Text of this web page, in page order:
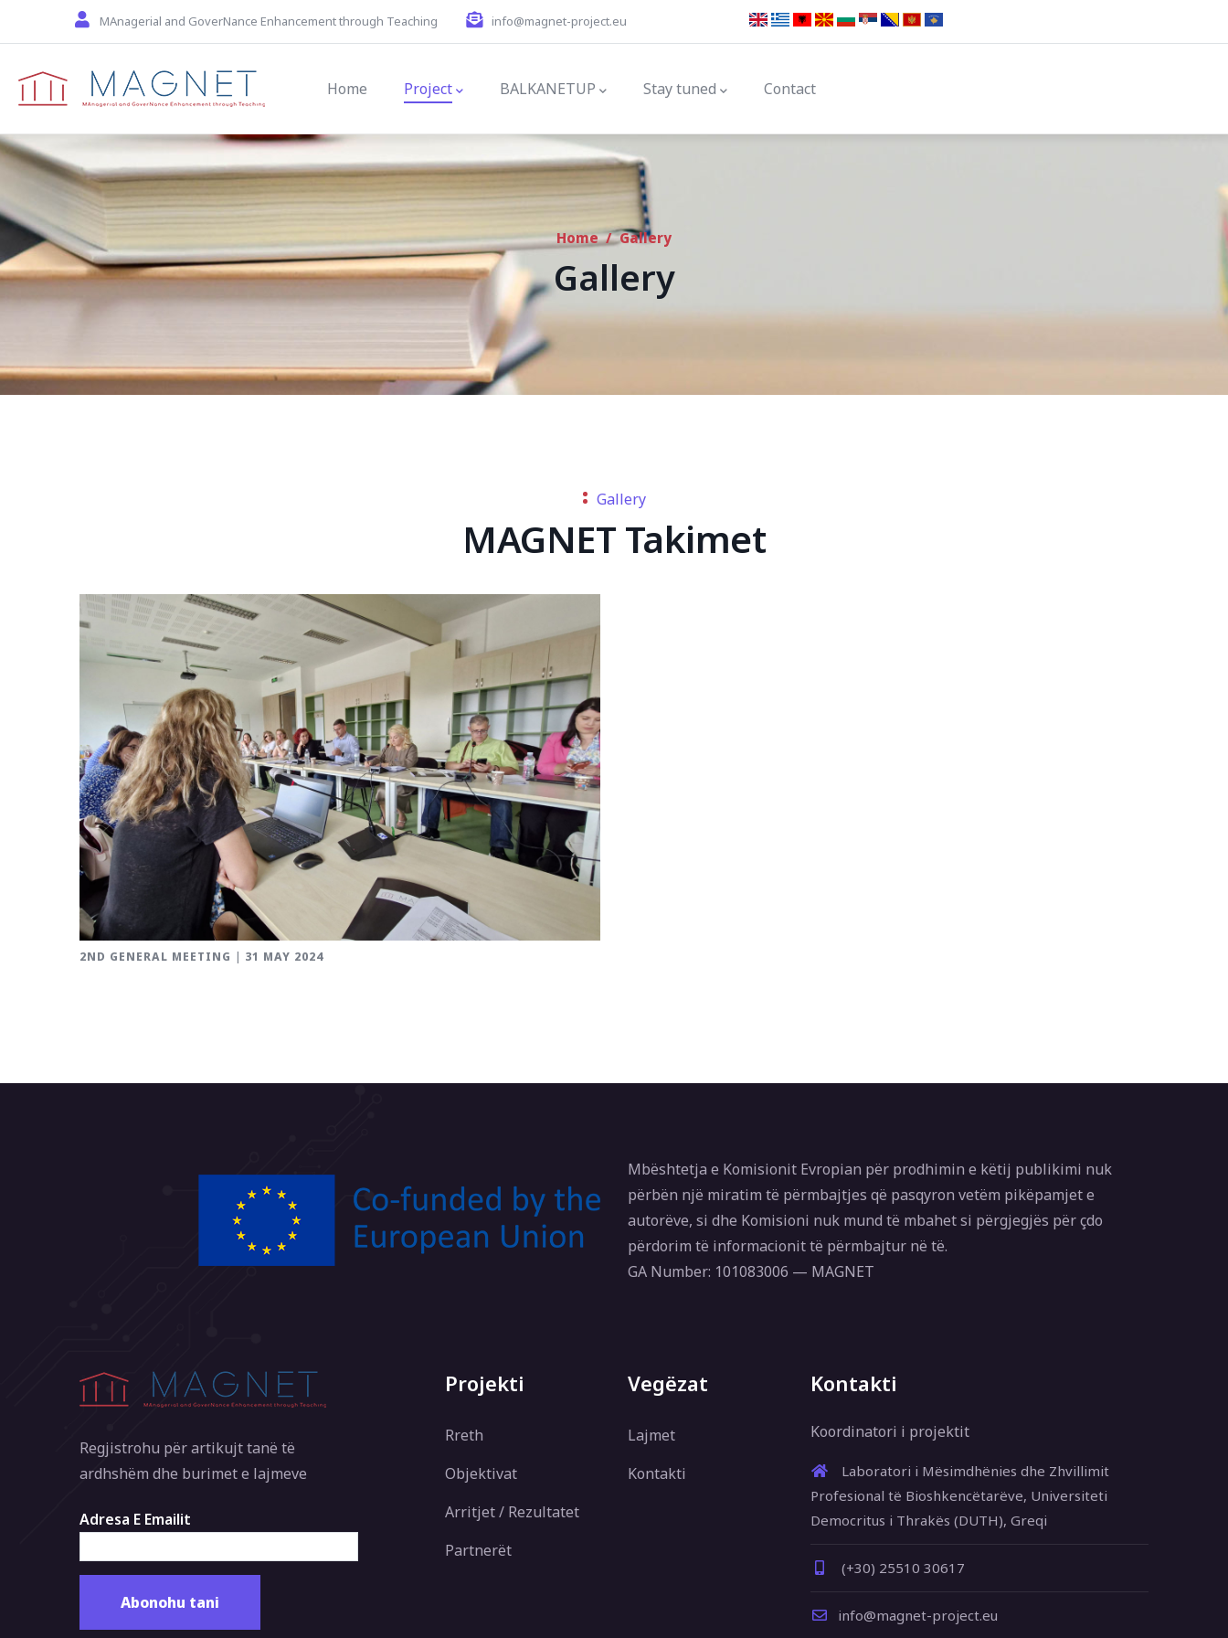
Skip to main contentMAnagerial and GoverNance Enhancement through Teaching info@magnet-project.eu
Home Project BALKANETUP Stay tuned Contact
Home / Gallery
Gallery
Gallery
MAGNET Takimet
2ND GENERAL MEETING | 31 MAY 2024
Mbështetja e Komisionit Evropian për prodhimin e këtij publikimi nuk
përbën një miratim të përmbajtjes që pasqyron vetëm pikëpamjet e
autorëve, si dhe Komisioni nuk mund të mbahet si përgjegjës për çdo
përdorim të informacionit të përmbajtur në të.
GA Number: 101083006 — MAGNET
Regjistrohu për artikujt tanë të
ardhshëm dhe burimet e lajmeve
Adresa E Emailit
Projekti
Rreth
Objektivat
Arritjet / Rezultatet
Partnerët
Vegëzat
Lajmet
Kontakti
Kontakti
Koordinatori i projektit
Laboratori i Mësimdhënies dhe Zhvillimit
Profesional të Bioshkencëtarëve, Universiteti
Democritus i Thrakës (DUTH), Greqi
(+30) 25510 30617
info@magnet-project.eu